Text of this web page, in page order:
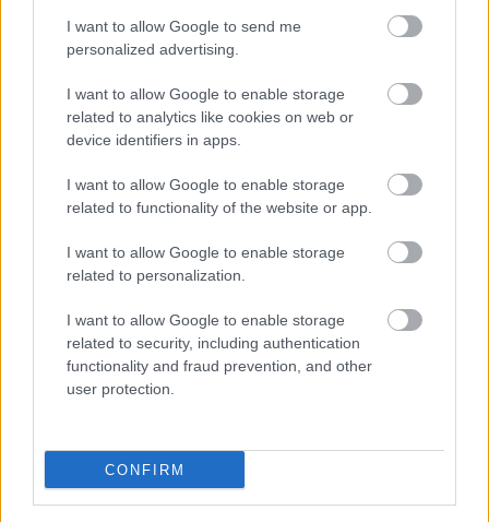
I want to allow Google to send me
personalized advertising.
I want to allow Google to enable storage
related to analytics like cookies on web or
device identifiers in apps.
I want to allow Google to enable storage
related to functionality of the website or app.
I want to allow Google to enable storage
related to personalization.
I want to allow Google to enable storage
related to security, including authentication
functionality and fraud prevention, and other
user protection.
CONFIRM
Jön még kép!
Ez a fehérorosz nő így is csinos. Hát még ha nem